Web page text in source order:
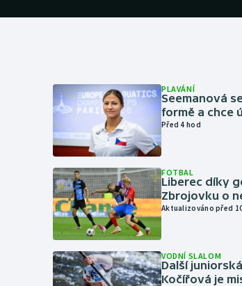
PLAVÁNÍ
Seemanová
formě a chce
Před 4 hod
FOTBAL
Liberec díky
Zbrojovku o
Aktualizováno před
VODNÍ SLALOM
Další
Kočířová je